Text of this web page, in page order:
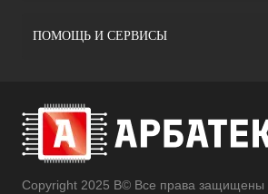
ПОМОЩЬ И СЕРВИСЫ
Copyright 2025 В© Все права защищены